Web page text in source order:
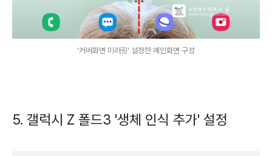
'커버화면 미러링' 설정한 메인화면 구성
5. 갤럭시 Z 폴드3 '생체 인식 추가' 설정